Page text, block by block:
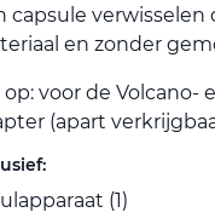
capsule
en zonder
op: voor de Volcano-
(apart
(1)